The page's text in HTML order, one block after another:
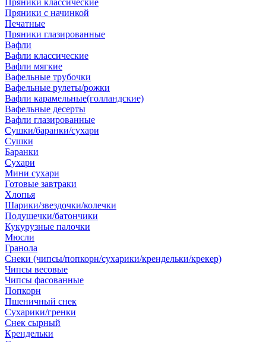
Пряники классические
Пряники с начинкой
Печатные
Пряники глазированные
Вафли
Вафли классические
Вафли мягкие
Вафельные трубочки
Вафельные рулеты/рожки
Вафли карамельные(голландские)
Вафельные десерты
Вафли глазированные
Сушки/баранки/сухари
Сушки
Баранки
Сухари
Мини сухари
Готовые завтраки
Хлопья
Шарики/звездочки/колечки
Подушечки/батончики
Кукурузные палочки
Мюсли
Гранола
Снеки (чипсы/попкорн/сухарики/крендельки/крекер)
Чипсы весовые
Чипсы фасованные
Попкорн
Пшеничный снек
Сухарики/гренки
Снек сырный
Крендельки